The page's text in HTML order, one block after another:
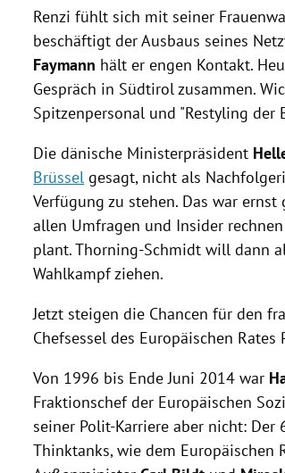
Renzi fühlt sich mit seiner
beschäftigt der Ausbaus seines
Faymann hält er engen Kontakt.
Gespräch in Südtirolzusammen.
Spitzenpersonal und "Restyling der
Die dänische Ministerpräsident
Brüssel gesagt, nicht als
Verfügung zu stehen. Das war
allen Umfragen und Insider
plant. Thorning-Schmidt will dann
Wahlkampfziehen.
Jetzt steigen die Chancen für den
Chefsessel des Europäischen Rates
Von 1996 bis Ende Juni 2014 war
Fraktionschef der Europäischen
seiner Polit-Karriere aber nicht:
Thinktanks, wie dem Europäischen